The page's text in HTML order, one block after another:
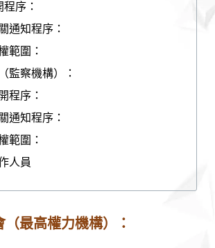
程序：
通知程序：
範圍：
監察機構）：
程序：
通知程序：
範圍：
人員
最高權力機構）：